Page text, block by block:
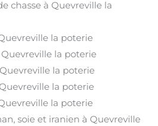
chasse à Quevreville la
la poterie
la poterie
la poterie
la poterie
la poterie
soie et iranien à Quevreville